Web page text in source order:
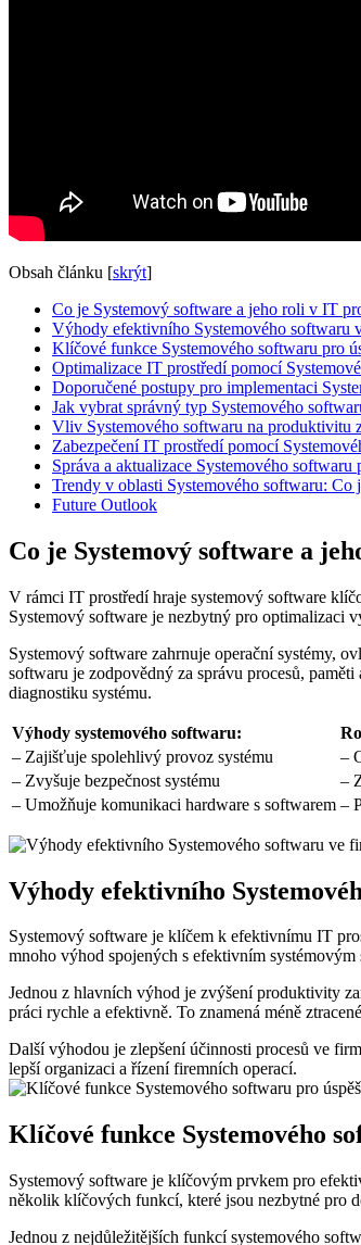
Obsah článku [skrýt]
Co je Systemový software a jeho roli v IT
Výhody efektivního Systemového softwaru
Klíčové funkce Systemového softwaru pro
Optimalizace IT prostředí pomocí
Doporučené postupy pro implementaci
Jak vybrat správný typ Systemového
Vliv Systemového softwaru na produktivitu
Zabezpečení IT prostředí pomocí
Správa a aktualizace Systemového
Trendy v oblasti Systemového softwaru: Co
Future Outlook
Co je Systemový software a
V rámci IT prostředí hraje systemový software
Systemový software je nezbytný pro optimalizaci
Systemový software zahrnuje operační systémy,
softwaru je zodpovědný za správu procesů,
diagnostiku systému.
Výhody systemového softwaru:
– Zajišťuje spolehlivý provoz systému
–
– Zvyšuje bezpečnost systému
–
– Umožňuje komunikaci hardware s softwarem –
Výhody efektivního
Systemový software je klíčem k efektivnímu IT
mnoho výhod spojených s efektivním
Jednou z hlavních výhod je zvýšení produktivity
práci rychle a efektivně. To znamená méně
Další výhodou je zlepšení účinnosti procesů ve
lepší organizaci a řízení firemních operací.
Klíčové funkce Systemového
Systemový software je klíčovým prvkem pro
několik klíčových funkcí, které jsou nezbytné pro
Jednou z nejdůležitějších funkcí systemového